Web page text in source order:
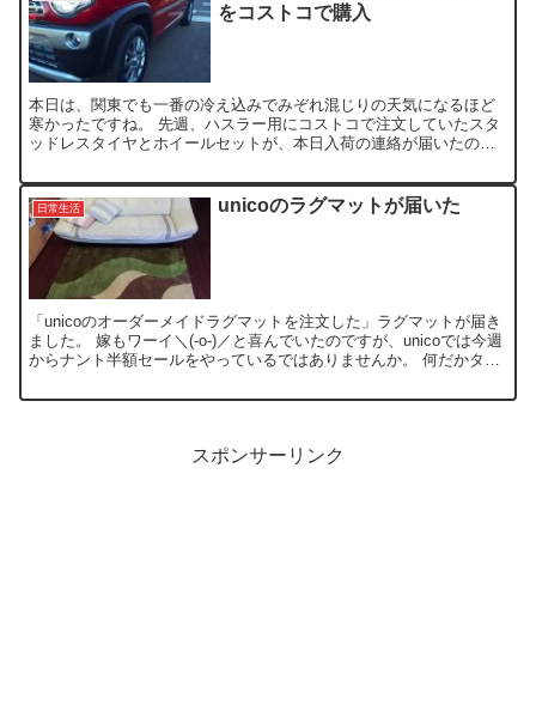
をコストコで購入
本日は、関東でも一番の冷え込みでみぞれ混じりの天気になるほど
寒かったですね。 先週、ハスラー用にコストコで注文していたスタ
ッドレスタイヤとホイールセットが、本日入荷の連絡が届いたの
日常生活 unicoのラグマットが届いた
「unicoのオーダーメイドラグマットを注文した」ラグマットが届き
ました。 嫁もワーイ＼(-o-)／と喜んでいたのですが、unicoでは今週
からナント半額セールをやっているではありませんか。 何だかタイ
スポンサーリンク